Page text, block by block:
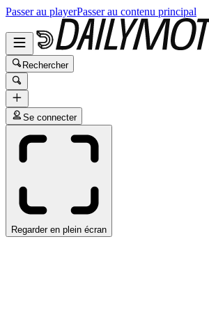
Passer au playerPasser au contenu principal
Rechercher
Se connecter
Regarder en plein écran